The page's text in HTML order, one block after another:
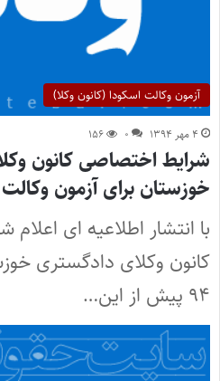
آزمون وکالت اسکودا (کانون وکلا)
۴ مهر ۱۳۹۴ ۰ ۱۵۶
شرایط اختصاصی کانون
خوزستان برای آزمون وکالت ۹۴
با انتشار اطلاعیه ای
کانون وکلای دادگستری
۹۴ پیش از این…